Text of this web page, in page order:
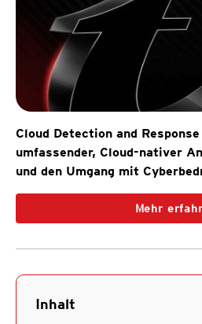
Cloud Detection and
umfassender, Cloud-nativer
und den Umgang mit
Mehr
Inhalt